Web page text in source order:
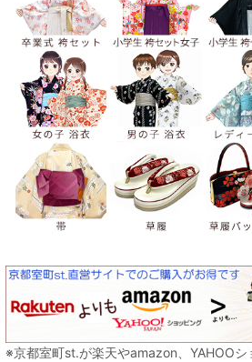
※京都室町st.が楽天やamazon、YAHOOシ